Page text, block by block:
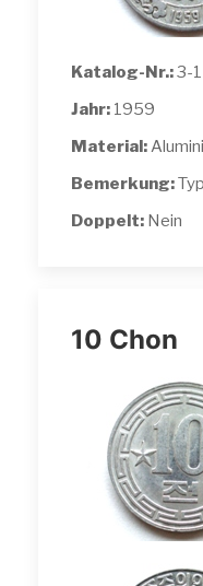
Katalog-Nr.:3-1
Jahr: 1959
Material:
Bemerkung:
Doppelt: Nein
10 Chon